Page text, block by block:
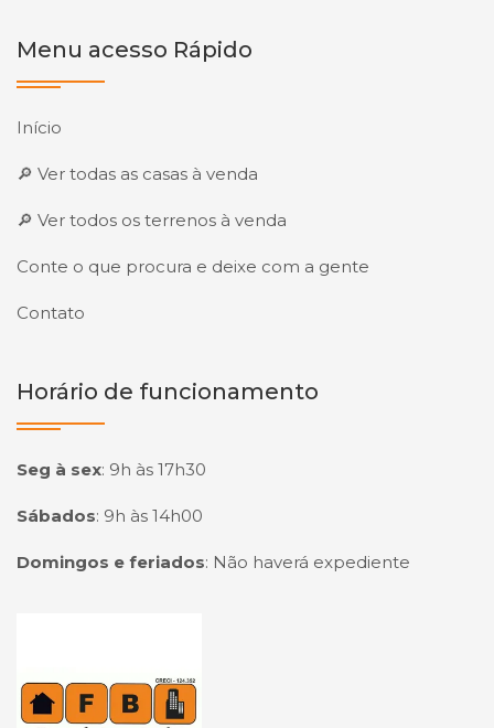
Menu acesso Rápido
Início
🔎 Ver todas as casas à venda
🔎 Ver todos os terrenos à venda
Conte o que procura e deixe com a gente
Contato
Horário de funcionamento
Seg à sex: 9h às 17h30
Sábados: 9h às 14h00
Domingos e feriados: Não haverá expediente